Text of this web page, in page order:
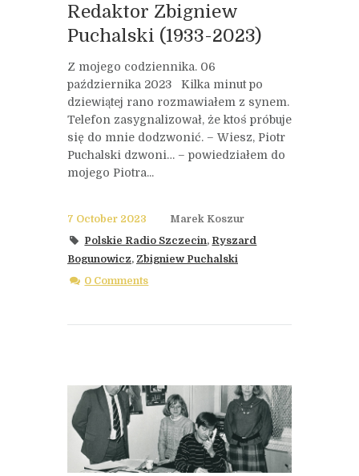
Redaktor Zbigniew
Puchalski (1933-2023)
Z mojego codziennika. 06
października 2023 Kilka minut po
dziewiątej rano rozmawiałem z synem.
Telefon zasygnalizował, że ktoś próbuje
się do mnie dodzwonić. – Wiesz, Piotr
Puchalski dzwoni… – powiedziałem do
mojego Piotra...
7 October 2023
Marek Koszur
Polskie Radio Szczecin, Ryszard
Bogunowicz, Zbigniew Puchalski
0 Comments